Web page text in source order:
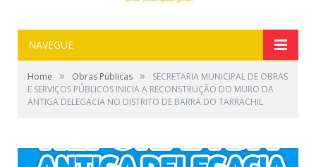
NAVEGUE
Home » Obras Públicas »
SECRETARIA MUNICIPAL DE OBRAS
E SERVIÇOS PÚBLICOS INICIA A RECONSTRUÇÃO DO MURO DA
ANTIGA DELEGACIA NO DISTRITO DE BARRA DO TARRACHIL